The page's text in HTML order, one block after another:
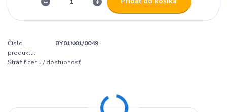
Číslo
produktu:
BY01N01/0049
Strážiť cenu / dostupnosť